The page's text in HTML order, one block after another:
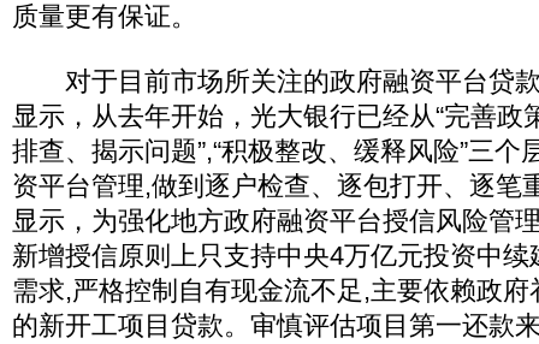
质量更有保证。
对于目前市场所关注的政府融资平台贷
显示，从去年开始，光大银行已经从“完善政
排查、揭示问题”,“积极整改、缓释风险”三个
资平台管理,做到逐户检查、逐包打开、逐笔
显示，为强化地方政府融资平台授信风险管
新增授信原则上只支持中央4万亿元投资中
需求,严格控制自有现金流不足,主要依赖政
的新开工项目贷款。审慎评估项目第一还款